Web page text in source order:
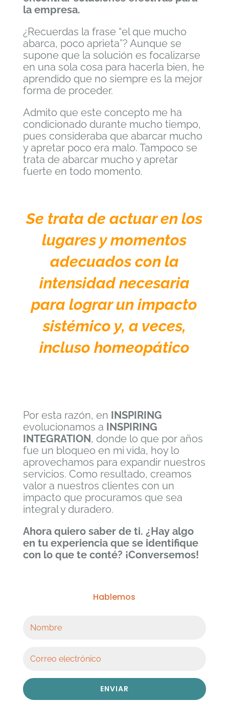
la empresa.
¿Recuerdas la frase “el que mucho
abarca, poco aprieta”? Aunque se
supone que la solución es focalizarse
en una sola cosa para hacerla bien, he
aprendido que no siempre es la mejor
forma de proceder.
Admito que este concepto me ha
condicionado durante mucho tiempo,
pues consideraba que abarcar mucho
y apretar poco era malo. Tampoco se
trata de abarcar mucho y apretar
fuerte en todo momento.
Se trata de actuar en los
lugares y momentos
adecuados con la
intensidad necesaria
para lograr un impacto
sistémico y, a veces,
incluso homeopático
Por esta razón, en INSPIRING
evolucionamos a INSPIRING
INTEGRATION, donde lo que por años
fue un bloqueo en mi vida, hoy lo
aprovechamos para expandir nuestros
servicios. Como resultado, creamos
valor a nuestros clientes con un
impacto que procuramos que sea
integral y duradero.
Ahora quiero saber de ti. ¿Hay algo
en tu experiencia que se identifique
con lo que te conté? ¡Conversemos!
Hablemos
ENVIAR